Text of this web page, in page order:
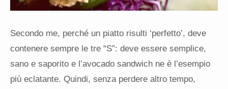
Secondo me, perché un piatto risulti ‘perfetto’, deve
contenere sempre le tre “S”: deve essere semplice,
sano e saporito e l’avocado sandwich ne è l’esempio
più eclatante. Quindi, senza perdere altro tempo,